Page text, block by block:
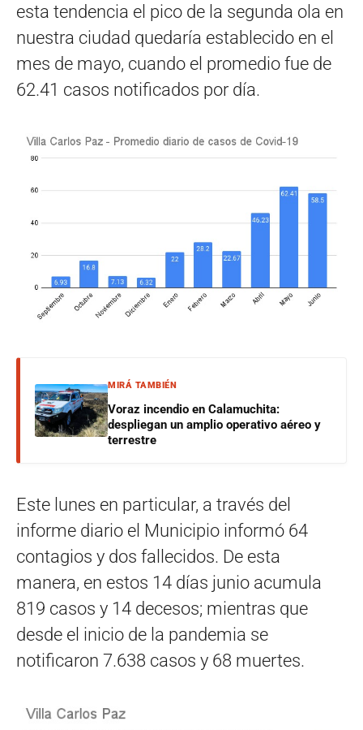
esta tendencia el pico de la segunda ola en
nuestra ciudad quedaría establecido en el
mes de mayo, cuando el promedio fue de
62.41 casos notificados por día.
MIRÁ TAMBIÉN
Voraz incendio en Calamuchita:
despliegan un amplio operativo aéreo y
terrestre
Este lunes en particular, a través del
informe diario el Municipio informó 64
contagios y dos fallecidos. De esta
manera, en estos 14 días junio acumula
819 casos y 14 decesos; mientras que
desde el inicio de la pandemia se
notificaron 7.638 casos y 68 muertes.